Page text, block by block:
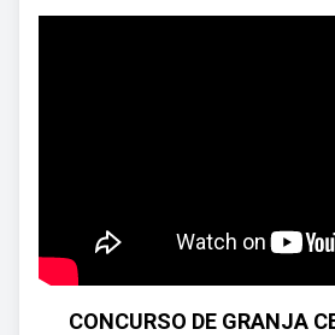
CONCURSO DE GRANJA